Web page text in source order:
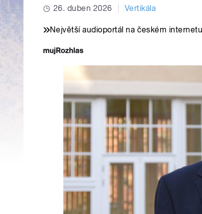
26. duben 2026 Vertikála
Největší audioportál na českém internetu